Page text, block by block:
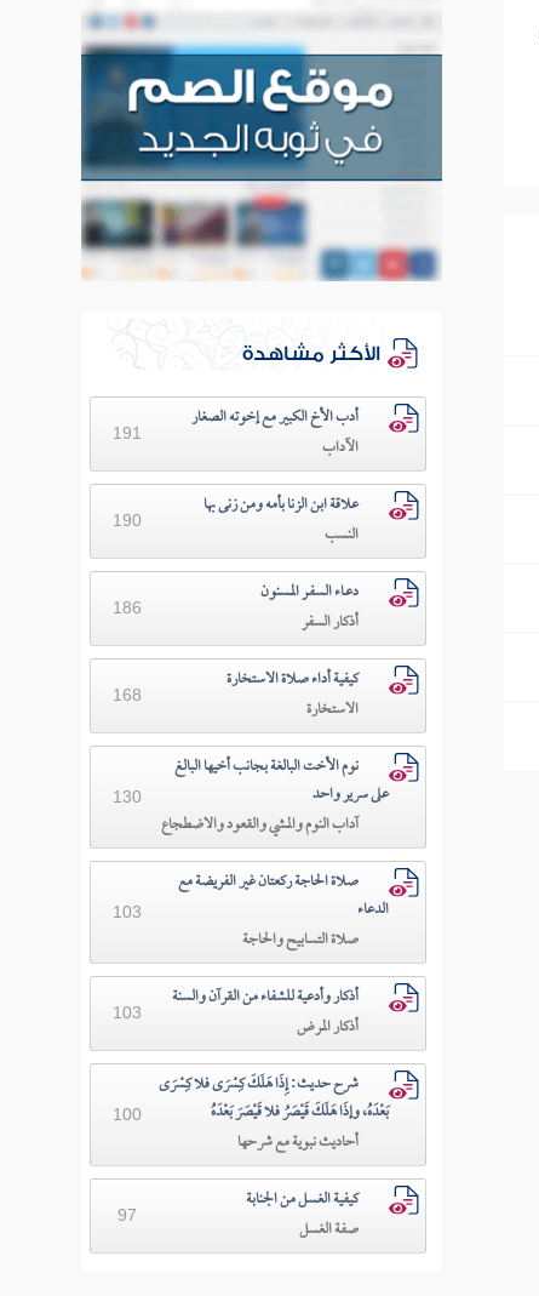
الأكثر مشاهدة
أدب الأخ الكبير مع إخوته الصغار
الآداب
191
علاقة ابن الزنا بأمه ومن زنى بها
النسب
190
دعـاء السفـر المسنون
أذكار السفر
186
كيفية أداء صلاة الاستخارة
الاستخارة
168
نوم الأخت البالغة بجانب أخيها البالغ
على سرير واحد
آداب النوم والمشي والقعود والاضطجاع
130
صلاة الحاجة ركعتان غير الفريضة مع
الدعاء
صلاة التسابيح والحاجة
103
أذكار وأدعية للشفاء من القرآن والسنة
أذكار المرض
103
شرح حديث: إِذَا هَلَكَ كِسْرَى فلا كِسْرَى
بَعْدَهُ، وإذَا هَلَكَ قَيْصَرُ فلا قَيْصَرَ بَعْدَهُ
أحاديث نبوية مع شرحها
100
كيفية الغسل من الجنابة
صفة الغسل
97